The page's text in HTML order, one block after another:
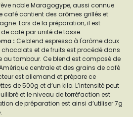
noble Maragogype, aussi connue
café contient des arômes grillés et
Lors de la préparation, il est
café par unité de tasse.
: Ce blend espresso à l'arôme doux
et de fruits est procédé dans
au tambour. Ce blend est composé de
centrale et des grains de café
est allemand et prépare ce
de 500g et d’un kilo. L’intensité peut
et le niveau de torréfaction est
de préparation est ainsi d’utiliser 7g